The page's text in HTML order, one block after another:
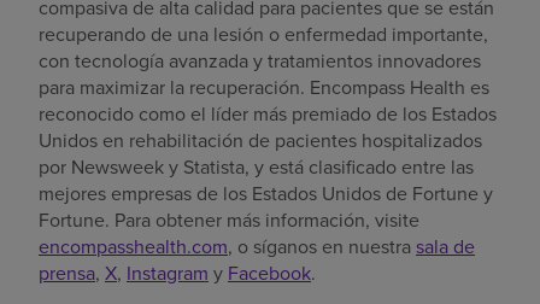
compasiva de alta calidad para pacientes que se están
recuperando de una lesión o enfermedad importante,
con tecnología avanzada y tratamientos innovadores
para maximizar la recuperación. Encompass Health es
reconocido como el líder más premiado de los Estados
Unidos en rehabilitación de pacientes hospitalizados
por Newsweek y Statista, y está clasificado entre las
mejores empresas de los Estados Unidos de Fortune y
Fortune. Para obtener más información, visite
encompasshealth.com, o síganos en nuestra sala de
prensa, X, Instagram y Facebook.